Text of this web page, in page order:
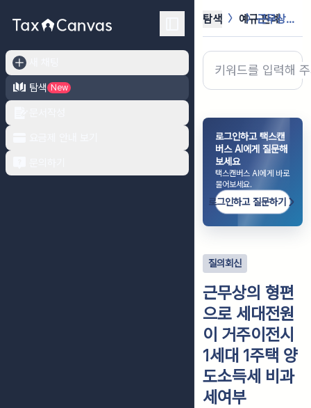
탐색
New
탐색 예규·판례 근무상의 형편으로 세대전원이 거주이전...
로그인하고 택스캔
버스 AI에게 질문해
보세요
택스캔버스 AI에게 바로
물어보세요.
로그인하고 질문하기
질의회신
근무상의 형편
으로 세대전원
이 거주이전시
1세대 1주택 양
도소득세 비과
세여부